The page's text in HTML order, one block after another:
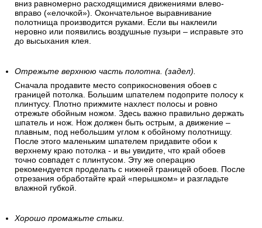
вниз равномерно расходящимися движениями влево-
вправо («елочкой»). Окончательное выравнивание
полотнища производится руками. Если вы наклеили
неровно или появились воздушные пузыри – исправьте это
до высыхания клея.
Отрежьте верхнюю часть полотна. (задел).
Сначала продавите место соприкосновения обоев с
границей потолка. Большим шпателем подоприте полосу к
плинтусу. Плотно прижмите нахлест полосы и ровно
отрежьте обойным ножом. Здесь важно правильно держать
шпатель и нож. Нож должен быть острым, а движение –
плавным, под небольшим углом к обойному полотнищу.
После этого маленьким шпателем придавите обои к
верхнему краю потолка - и вы увидите, что край обоев
точно совпадет с плинтусом. Эту же операцию
рекомендуется проделать с нижней границей обоев. После
отрезания обработайте край «перышком» и разгладьте
влажной губкой.
Хорошо промажьте стыки.